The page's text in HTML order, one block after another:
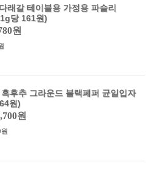
래갈 테이블용 가정용 파슬리
당 161원)
원
후추 그라운드 블랙페퍼 균일입자
원)
원